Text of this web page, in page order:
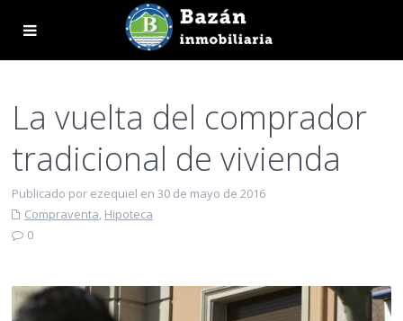
La vuelta del comprador
tradicional de vivienda
Publicado por ezequiel en 30 de mayo de 2016
Compraventa, Hipoteca
0